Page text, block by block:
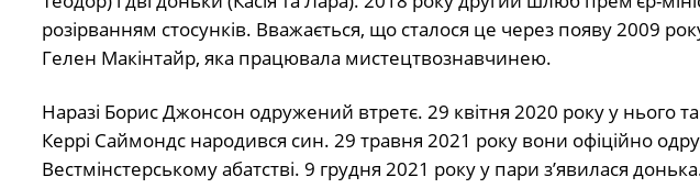
розірванням стосунків. Вважається, що сталося це через появу 2009
Гелен Макінтайр, яка працювала мистецтвознавчинею.
Наразі Борис Джонсон одружений втретє. 29 квітня 2020 року у нього та
Керрі Саймондс народився син. 29 травня 2021 року вони офіційно
Вестмінстерському абатстві. 9 грудня 2021 року у пари з’явилася